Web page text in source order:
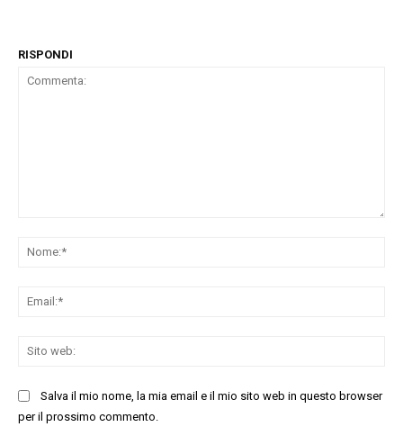
RISPONDI
Salva il mio nome, la mia email e il mio sito web in questo browser
per il prossimo commento.